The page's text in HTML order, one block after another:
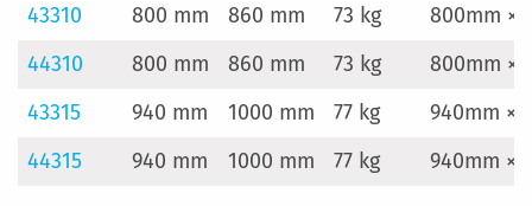
43310
800 mm 860 mm 73 kg
800mm ×
44310
800 mm 860 mm 73 kg
800mm ×
43315
940 mm 1000 mm 77 kg
940mm ×
44315
940 mm 1000 mm 77 kg 940mm ×